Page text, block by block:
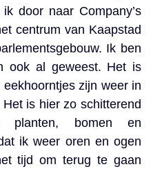
door naar Company’s
centrum van Kaapstad
Ik ben
ook al geweest. Het is
zijn weer in
is hier zo schitterend
bomen en
ik weer oren en ogen
tijd om terug te gaan